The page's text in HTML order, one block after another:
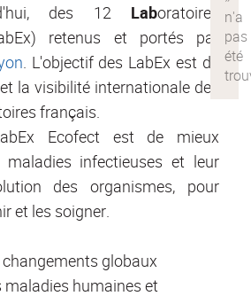
des 12 Laboratoires
retenus et portés par
. L'objectif des LabEx est de
la visibilité internationale des
français.
Ecofect est de mieux
maladies infectieuses et leur
des organismes, pour
et les soigner.
globaux
humaines et